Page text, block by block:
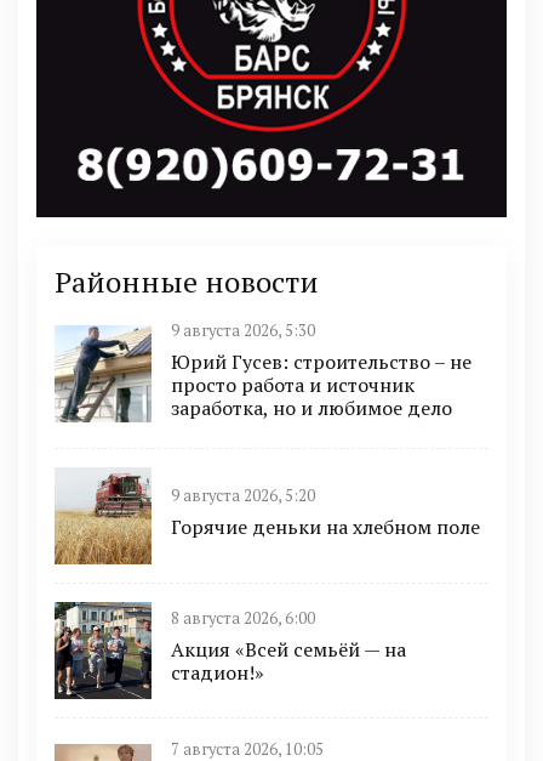
Районные новости
9 августа 2026, 5:30
Юрий Гусев: строительство – не
просто работа и источник
заработка, но и любимое дело
9 августа 2026, 5:20
Горячие деньки на хлебном поле
8 августа 2026, 6:00
Акция «Всей семьёй — на
стадион!»
7 августа 2026, 10:05